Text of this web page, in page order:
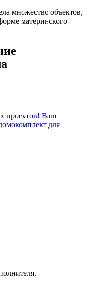
множество объектов,
материнского
проектов! Ваш
для